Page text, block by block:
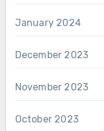
January 2024
December 2023
November 2023
October 2023